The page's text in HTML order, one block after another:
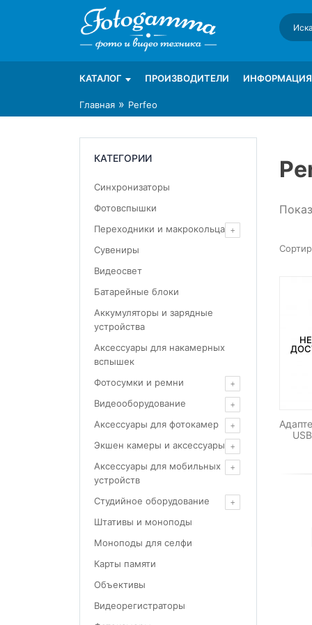
Интернет-магазин фототехники Foto-
Магазин фотоаксессуаров foto-gamma.ru
КАТАЛОГ ПРОИЗВОДИТЕЛИ ИНФОРМАЦИЯ
Главная » Perfeo
КАТЕГОРИИ
Синхронизаторы
Фотовспышки
Переходники и макрокольца
Сувениры
Видеосвет
Батарейные блоки
Аккумуляторы и зарядные
устройства
Аксессуары для накамерных
вспышек
Фотосумки и ремни
Видеооборудование
Аксессуары для фотокамер
Экшен камеры и аксессуары
Аксессуары для мобильных
устройств
Студийное оборудование
Штативы и моноподы
Моноподы для селфи
Карты памяти
Объективы
Видеорегистраторы